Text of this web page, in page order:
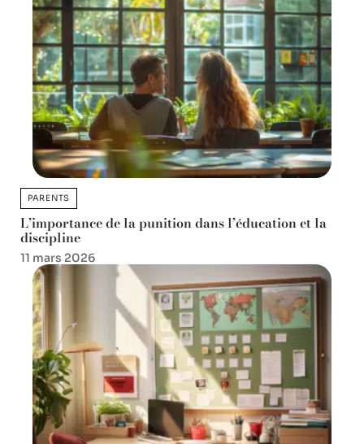
PARENTS
L’importance de la punition dans l’éducation et la
discipline
11 mars 2026